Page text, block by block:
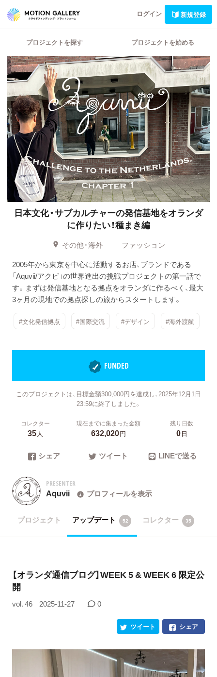
ログイン 新規登録
プロジェクトを探す プロジェクトを始める
日本文化・サブカルチャーの発信基地をオランダ
に作りたい！種まき編
その他・海外
ファッション
2005年から東京を中心に活動するお店、ブランドである
「Aquvii/アクビ」の世界進出の挑戦プロジェクトの第一話で
す。まずは発信基地となる拠点をオランダに作るべく、最大
3ヶ月の現地での拠点探しの旅からスタートします。
#文化発信拠点 #国際交流 #デザイン #海外渡航
FUNDED
このプロジェクトは、目標金額300,000円を達成し、2025年12月1日
23:59に終了しました。
コレクター
35人
現在までに集まった金額
632,020円
残り日数
0日
シェア ツイート LINEで送る
PRESENTER
Aquvii プロフィールを表示
プロジェクト アップデート 52 コレクター 35
【オランダ通信ブログ】WEEK 5 & WEEK 6 限定公
開
vol. 46 2025-11-27 0
シェア
ツイート